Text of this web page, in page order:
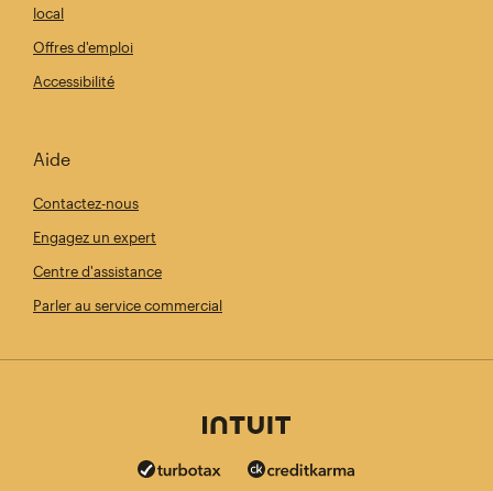
local
Offres d'emploi
Accessibilité
Aide
Contactez-nous
Engagez un expert
Centre d'assistance
Parler au service commercial